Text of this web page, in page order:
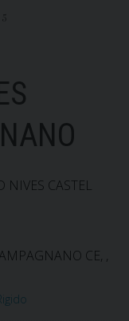
NIVES CASTEL
CE, ,